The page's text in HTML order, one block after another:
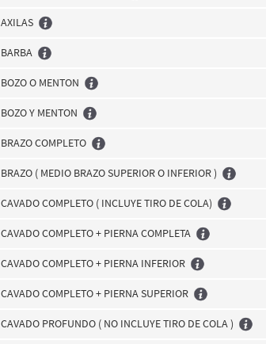
AXILAS
BARBA
BOZO O MENTON
BOZO Y MENTON
BRAZO COMPLETO
BRAZO ( MEDIO BRAZO SUPERIOR O INFERIOR )
CAVADO COMPLETO ( INCLUYE TIRO DE COLA)
CAVADO COMPLETO + PIERNA COMPLETA
CAVADO COMPLETO + PIERNA INFERIOR
CAVADO COMPLETO + PIERNA SUPERIOR
CAVADO PROFUNDO ( NO INCLUYE TIRO DE COLA )